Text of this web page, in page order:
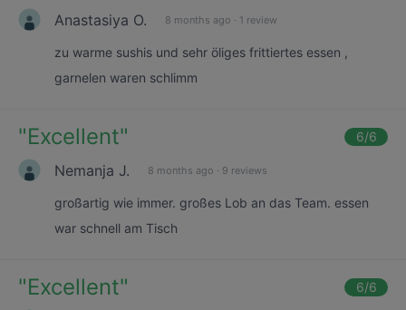
Anastasiya O. 8 months ago · 1 review
zu warme sushis und sehr öliges frittiertes essen ,
garnelen waren schlimm
"Excellent" 6/6
Nemanja J. 8 months ago · 9 reviews
großartig wie immer. großes Lob an das Team. essen
war schnell am Tisch
"Excellent" 6/6